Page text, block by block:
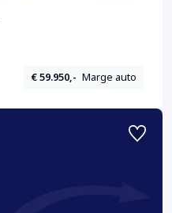
€ 59.950,- Marge auto